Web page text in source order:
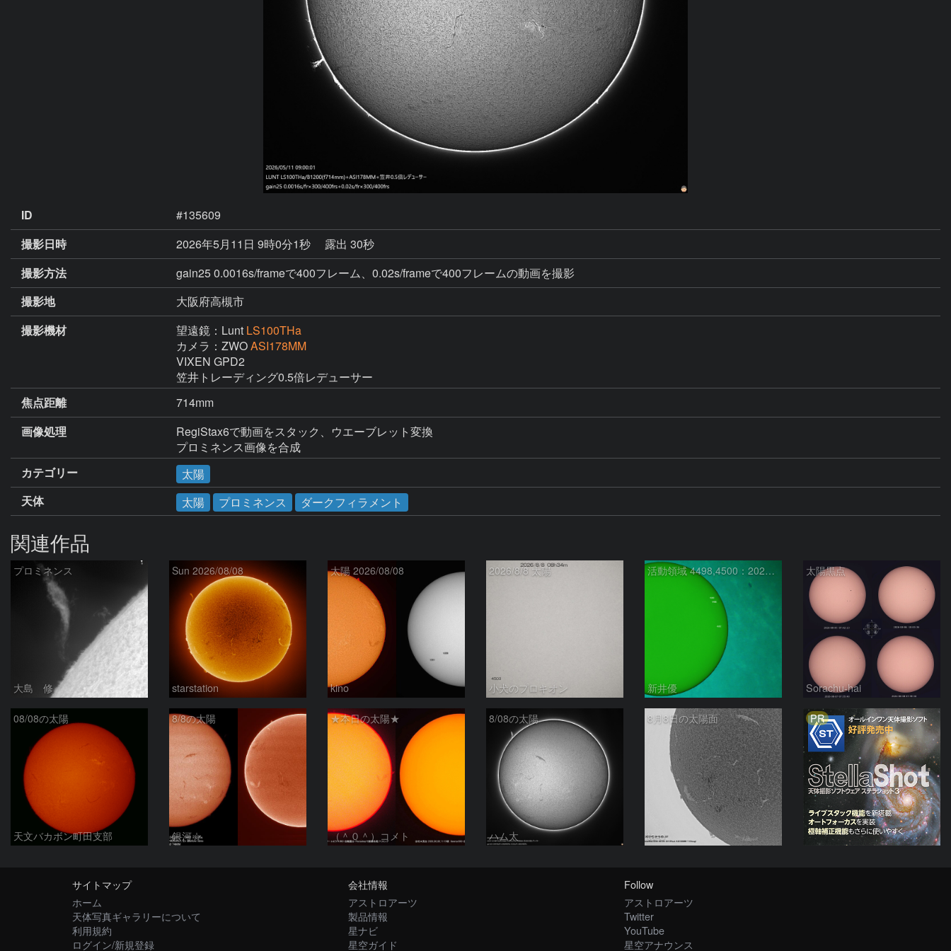
ID
#135609
撮影日時
2026年5月11日 9時0分1秒
露出 30秒
撮影方法
gain25 0.0016s/frameで400フレーム、0.02s/frameで400フレームの動画を撮影
撮影地
大阪府高槻市
撮影機材
望遠鏡：Lunt LS100THa
カメラ：ZWOASI178MM
VIXEN GPD2
笠井トレーディング0.5倍レデューサー
焦点距離
714mm
画像処理
RegiStax6で動画をスタック、ウエーブレット変換
プロミネンス画像を合成
カテゴリー
太陽
天体
太陽 プロミネンス ダークフィラメント
関連作品
プロミネンス
大島 修
Sun 2026/08/08
starstation
太陽 2026/08/08
kino
2026/8/8 太陽
小犬のプロキオン
活動領域 4498,4500：2026/08/08
新井優
太陽黒点
Sorachu-hai
08/08の太陽
天文バカボン町田支部
8/8の太陽
銀河☆
★本日の太陽★
（＾０＾）コメト
8/08の太陽
ハム太
8月8日の太陽面
ta-o
PR
サイトマップ
ホーム
天体写真ギャラリーについて
利用規約
ログイン/新規登録
会社情報
アストロアーツ
製品情報
星ナビ
星空ガイド
Follow
アストロアーツ
Twitter
YouTube
星空アナウンス